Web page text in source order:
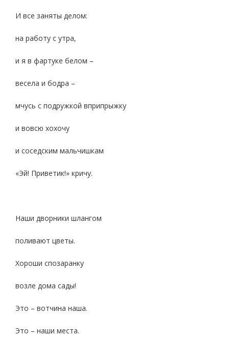
И все заняты делом:
на работу с утра,
и я в фартуке белом –
весела и бодра –
мчусь с подружкой вприпрыжку
и вовсю хохочу
и соседским мальчишкам
«Эй! Приветик!» кричу.
Наши дворники шлангом
поливают цветы.
Хороши спозаранку
возле дома сады!
Это – вотчина наша.
Это – наши места.